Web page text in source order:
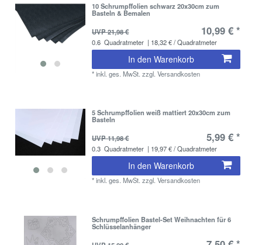
10 Schrumpffolien schwarz 20x30cm zum
Basteln & Bemalen
UVP 21,98 €
10,99 € *
0.6 Quadratmeter | 18,32 € / Quadratmeter
In den Warenkorb
*inkl. ges. MwSt. zzgl.Versandkosten
5 Schrumpffolien weiß mattiert 20x30cm zum
Basteln
UVP 11,98 €
5,99 € *
0.3 Quadratmeter | 19,97 € / Quadratmeter
In den Warenkorb
*inkl. ges. MwSt. zzgl.Versandkosten
Schrumpffolien Bastel-Set Weihnachten für 6
Schlüsselanhänger